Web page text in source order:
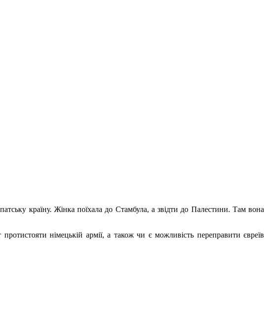
країну. Жінка поїхала до Стамбула, а звідти до Палестини. Там вона
німецькій армії, а також чи є можливість переправити євреїв